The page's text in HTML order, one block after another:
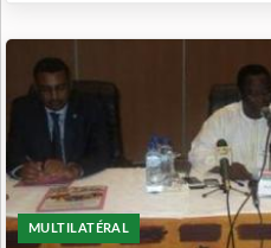
MULTILATÉRAL